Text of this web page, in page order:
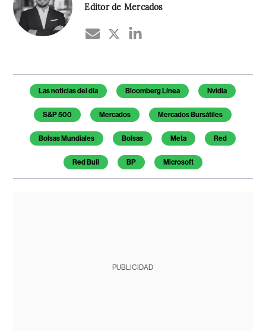
Editor de Mercados
Temas de este artículo
Las noticias del día Bloomberg Línea Nvidia
S&P 500 Mercados Mercados Bursátiles
Bolsas Mundiales Bolsas Meta Red
Red Bull BP Microsoft
PUBLICIDAD